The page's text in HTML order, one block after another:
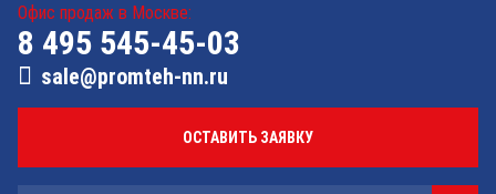
Офис продаж в Москве:
8 495 545-45-03
sale@promteh-nn.ru
ОСТАВИТЬ ЗАЯВКУ